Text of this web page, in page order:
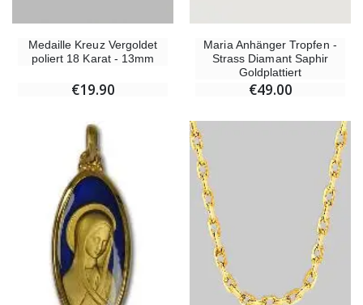
Medaille Kreuz Vergoldet
poliert 18 Karat - 13mm
€19.90
Maria Anhänger Tropfen -
Strass Diamant Saphir
Goldplattiert
€49.00